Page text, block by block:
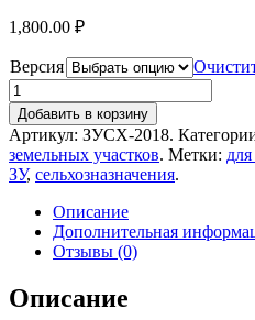
1,800.00 ₽
Версия
Добавить в корзину
Артикул: ЗУСХ-2018.
земельных участков. Метки:
ЗУ, сельхозназначения.
Описание
Дополнительная
Отзывы (0)
Описание